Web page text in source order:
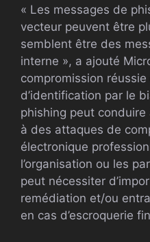
« Les messages de
vecteur peuvent être
semblent être des
interne », a ajouté
compromission
d’identification par le
phishing peut
à des attaques de
électronique
l’organisation ou les
peut nécessiter
remédiation et/ou
en cas d’escroquerie